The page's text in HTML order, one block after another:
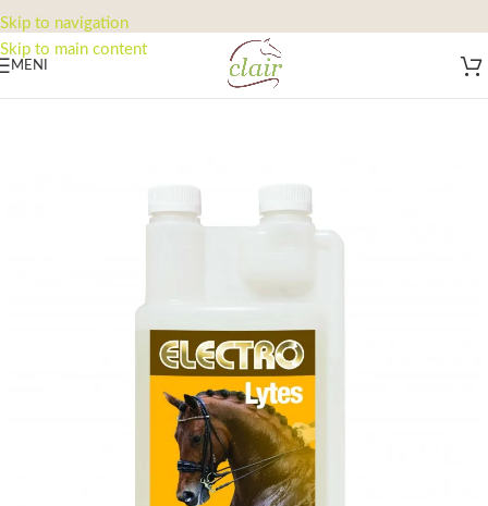
Skip to navigation
Skip to main content
MENI